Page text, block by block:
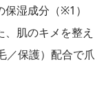
湿成分（※1）
肌のキメを整え
／保護）配合で爪